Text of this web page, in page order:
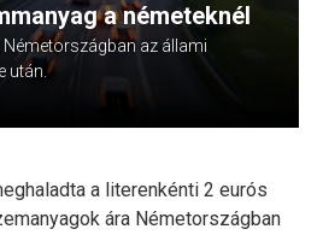
a németeknél
az állami
után.
a literenkénti 2 eurós
ára Németországban